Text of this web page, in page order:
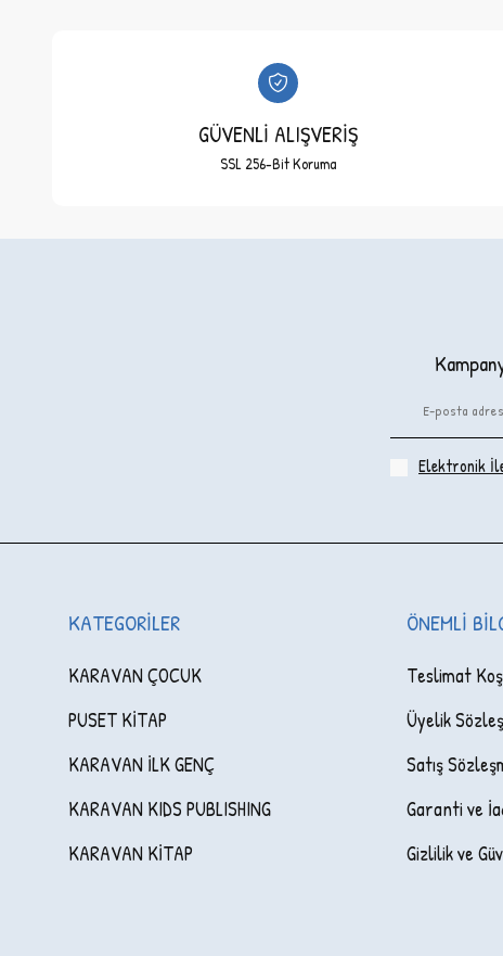
GÜVENLİ ALIŞVERİŞ
SSL 256-Bit Koruma
Elektronik
KATEGORILER
KARAVAN ÇOCUK
PUSET KİTAP
KARAVAN İLK GENÇ
KARAVAN KIDS PUBLISHING
KARAVAN KİTAP
ÖNEMLI
Teslimat
Üyelik
Satış
Garanti ve
Gizlilik ve